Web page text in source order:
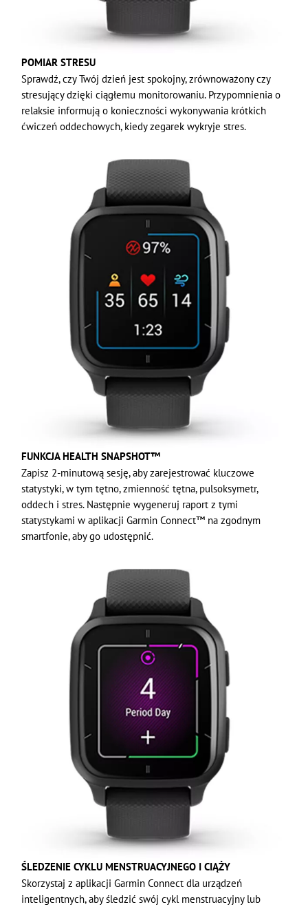
POMIAR STRESU
Sprawdź, czy Twój dzień jest spokojny, zrównoważony czy
stresujący dzięki ciągłemu monitorowaniu. Przypomnienia o
relaksie informują o konieczności wykonywania krótkich
ćwiczeń oddechowych, kiedy zegarek wykryje stres.
FUNKCJA HEALTH SNAPSHOT™
Zapisz 2-minutową sesję, aby zarejestrować kluczowe
statystyki, w tym tętno, zmienność tętna, pulsoksymetr,
oddech i stres. Następnie wygeneruj raport z tymi
statystykami w aplikacji Garmin Connect™ na zgodnym
smartfonie, aby go udostępnić.
ŚLEDZENIE CYKLU MENSTRUACYJNEGO I CIĄŻY
Skorzystaj z aplikacji Garmin Connect dla urządzeń
inteligentnych, aby śledzić swój cykl menstruacyjny lub